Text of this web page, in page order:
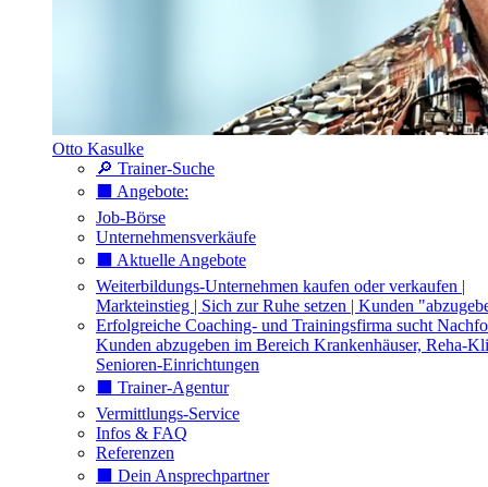
Otto Kasulke
🔎 Trainer-Suche
⬛️ Angebote:
Job-Börse
Unternehmensverkäufe
⬛️ Aktuelle Angebote
Weiterbildungs-Unternehmen kaufen oder verkaufen |
Markteinstieg | Sich zur Ruhe setzen | Kunden
Erfolgreiche Coaching- und Trainingsfirma sucht
Kunden abzugeben im Bereich Krankenhäuser, Reha-
Senioren-Einrichtungen
⬛️ Trainer-Agentur
Vermittlungs-Service
Infos & FAQ
Referenzen
⬛️ Dein Ansprechpartner